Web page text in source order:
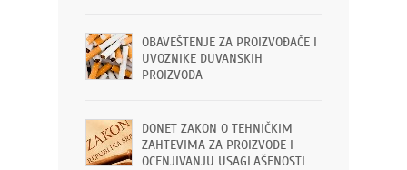
OBAVEŠTENJE ZA PROIZVOĐAČE I
UVOZNIKE DUVANSKIH
PROIZVODA
DONET ZAKON O TEHNIČKIM
ZAHTEVIMA ZA PROIZVODE I
OCENJIVANJU USAGLAŠENOSTI